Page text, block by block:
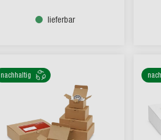
lieferbar
nachhaltig